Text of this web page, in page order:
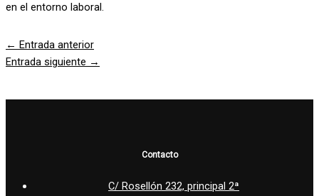
en el entorno laboral.
← Entrada anterior
Entrada siguiente →
Contacto
C/ Rosellón 232, principal 2ª